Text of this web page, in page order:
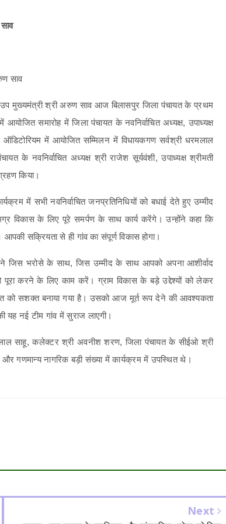
मुख्यमंत्री श्री अरुण साव आज बिलासपुर जिला पंचायत के प्रथम
समारोह में जिला पंचायत के नवनिर्वाचित अध्यक्ष, उपाध्यक्ष
में आयोजित सम्मिलन में विधायकगण सर्वश्री धरमलाल
के नवनिर्वाचित अध्यक्ष श्री राजेश सूर्यवंशी, उपाध्यक्ष श्रीमती
किया।
में सभी नवनिर्वाचित जनप्रतिनिधियों को बधाई देते हुए उम्मीद
विकास के लिए पूरे समर्पण के साथ कार्य करेंगे। उन्होंने कहा कि
सक्रियता से ही गांव का संपूर्ण विकास होगा।
भरोसे के साथ, जिस उम्मीद के साथ आपको अपना आशीर्वाद
करने के लिए काम करें। ग्राम विकास के बड़े उद्देश्यों को लेकर
को सशक्त बनाया गया है। उसको आज मूर्त रूप देने की आवश्यकता
यह नई टीम गांव में सुराज लाएगी।
लाल साहू, कलेक्टर श्री अवनीश शरण, जिला पंचायत के सीईओ श्री
और गणमान्य नागरिक बड़ी संख्या में कार्यक्रम में उपस्थित थे।
Next